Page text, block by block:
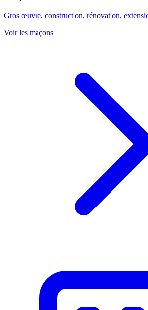
Gros œuvre, construction, rénovation,
Voir les maçons